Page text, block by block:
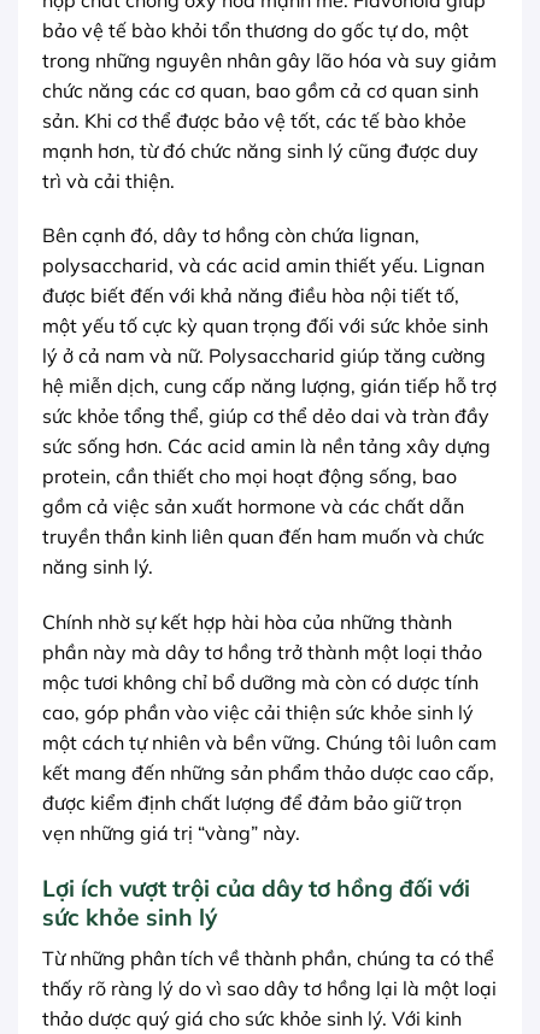
bảo vệ tế bào khỏi tổn thương do gốc tự do, một
trong những nguyên nhân gây lão hóa và suy giảm
chức năng các cơ quan, bao gồm cả cơ quan sinh
sản. Khi cơ thể được bảo vệ tốt, các tế bào khỏe
mạnh hơn, từ đó chức năng sinh lý cũng được duy
trì và cải thiện.
Bên cạnh đó, dây tơ hồng còn chứa lignan,
polysaccharid, và các acid amin thiết yếu. Lignan
được biết đến với khả năng điều hòa nội tiết tố,
một yếu tố cực kỳ quan trọng đối với sức khỏe sinh
lý ở cả nam và nữ. Polysaccharid giúp tăng cường
hệ miễn dịch, cung cấp năng lượng, gián tiếp hỗ trợ
sức khỏe tổng thể, giúp cơ thể dẻo dai và tràn đầy
sức sống hơn. Các acid amin là nền tảng xây dựng
protein, cần thiết cho mọi hoạt động sống, bao
gồm cả việc sản xuất hormone và các chất dẫn
truyền thần kinh liên quan đến ham muốn và chức
năng sinh lý.
Chính nhờ sự kết hợp hài hòa của những thành
phần này mà dây tơ hồng trở thành một loại thảo
mộc tươi không chỉ bổ dưỡng mà còn có dược tính
cao, góp phần vào việc cải thiện sức khỏe sinh lý
một cách tự nhiên và bền vững. Chúng tôi luôn cam
kết mang đến những sản phẩm thảo dược cao cấp,
được kiểm định chất lượng để đảm bảo giữ trọn
vẹn những giá trị “vàng” này.
Lợi ích vượt trội của dây tơ hồng đối với
sức khỏe sinh lý
Từ những phân tích về thành phần, chúng ta có thể
thấy rõ ràng lý do vì sao dây tơ hồng lại là một loại
thảo dược quý giá cho sức khỏe sinh lý. Với kinh